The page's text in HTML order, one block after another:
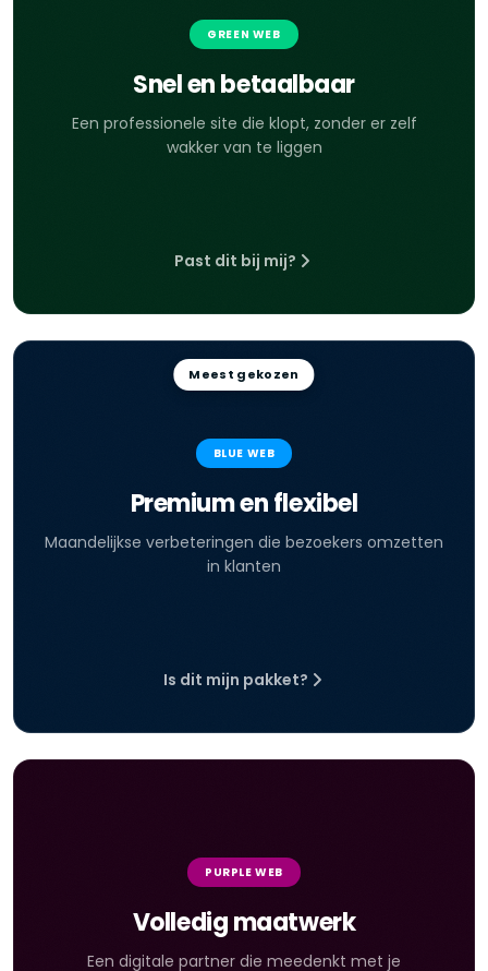
GREEN WEB
Snel en betaalbaar
Een professionele site die klopt, zonder er zelf
wakker van te liggen
Past dit bij mij?
Meest gekozen
BLUE WEB
Premium en flexibel
Maandelijkse verbeteringen die bezoekers omzetten
in klanten
Is dit mijn pakket?
PURPLE WEB
Volledig maatwerk
Een digitale partner die meedenkt met je